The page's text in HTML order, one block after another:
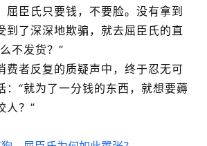
屈臣氏只要钱，不要脸。没有拿到
到了深深地欺骗，就去屈臣氏的直
不发货？”
费者反复的质疑声中，终于忍无可
：“就为了一分钱的东西，就想要薅
人？”